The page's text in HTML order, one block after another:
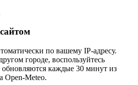
по вашему IP-адресу.
городе, воспользуйтесь
каждые 30 минут из
Open-Meteo.